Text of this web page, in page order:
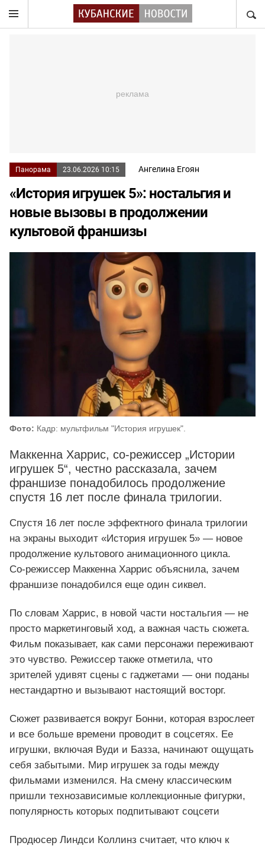
Панорама 23.06.2026 10:15 Ангелина Егоян
«История игрушек 5»: ностальгия и
новые вызовы в продолжении
культовой франшизы
Фото: Кадр: мультфильм "История игрушек".
Маккенна Харрис, со-режиссер „Истории
игрушек 5“, честно рассказала, зачем
франшизе понадобилось продолжение
спустя 16 лет после финала трилогии.
Спустя 16 лет после эффектного финала трилогии
на экраны выходит «История игрушек 5» — новое
продолжение культового анимационного цикла.
Со‑режиссер Маккенна Харрис объяснила, зачем
франшизе понадобился еще один сиквел.
По словам Харрис, в новой части ностальгия — не
просто маркетинговый ход, а важная часть сюжета.
Фильм показывает, как сами персонажи переживают
это чувство. Режиссер также отметила, что
зрителей удивят сцены с гаджетами — они поданы
нестандартно и вызывают настоящий восторг.
Сюжет развивается вокруг Бонни, которая взрослеет
и все больше времени проводит в соцсетях. Ее
игрушки, включая Вуди и Базза, начинают ощущать
себя забытыми. Мир игрушек за годы между
фильмами изменился. На смену классическим
пришли технозависимые коллекционные фигурки,
популярность которых подпитывают соцсети
Продюсер Линдси Коллинз считает, что ключ к